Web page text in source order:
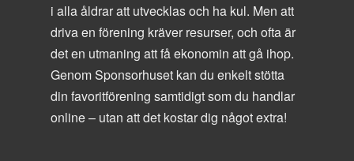
i alla åldrar att utvecklas och ha kul. Men att
driva en förening kräver resurser, och ofta är
det en utmaning att få ekonomin att gå ihop.
Genom Sponsorhuset kan du enkelt stötta
din favoritförening samtidigt som du handlar
online – utan att det kostar dig något extra!